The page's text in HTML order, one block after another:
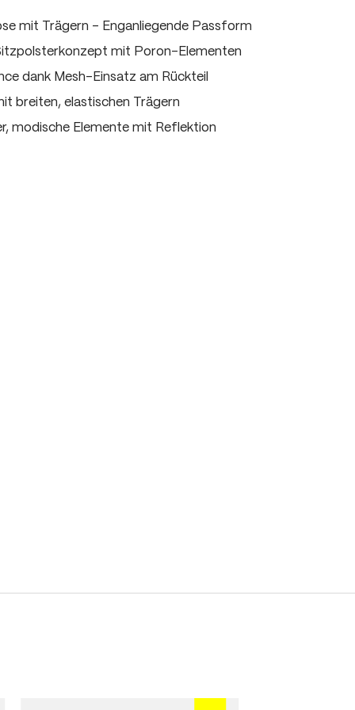
mit Trägern - Enganliegende Passform
mit Poron-Elementen
dank Mesh-Einsatz am Rückteil
breiten, elastischen Trägern
modische Elemente mit Reflektion